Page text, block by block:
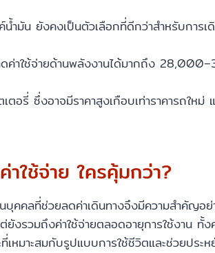
น้ำมัน ยังคงเป็นตัวเลือกที่ดีกว่าสำหรับการเ
ดค่าใช้จ่ายด้านพลังงานได้มากถึง
ตอรี่ ซึ่งอาจมีราคาสูงเกือบเท่าราคารถให
ใช้จ่าย ใครคุ้มกว่า?
คคลที่ช่วยลดค่าเดินทางจึงมีความสำคัญอ
ยังรวมถึงค่าใช้จ่ายตลอดอายุการใช้งาน
หมาะสมกับรูปแบบการใช้ชีวิตและช่วยประห